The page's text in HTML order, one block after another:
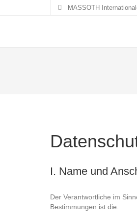
MASSOTH
I. Name und
Der Verantwortliche im
Bestimmungen ist die: